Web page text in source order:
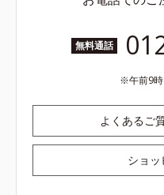
無料通話
午前9
よくあるご
ショッ